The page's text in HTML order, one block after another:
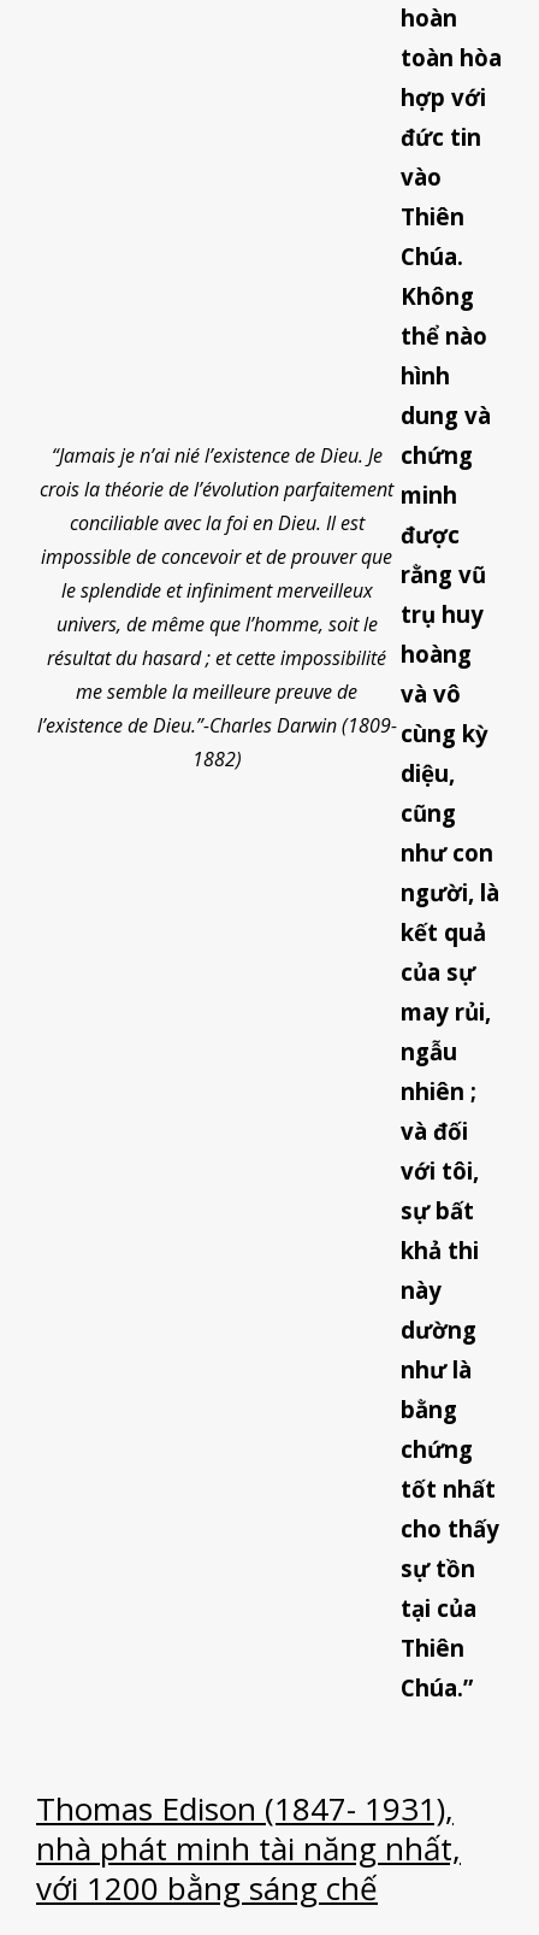
“Jamais je n’ai nié l’existence de Dieu. Je
crois la théorie de l’évolution parfaitement
conciliable avec la foi en Dieu. Il est
impossible de concevoir et de prouver que
le splendide et infiniment merveilleux
univers, de même que l’homme, soit le
résultat du hasard ; et cette impossibilité
me semble la meilleure preuve de
l’existence de Dieu.”-Charles Darwin (1809-
1882)
hoàn
toàn hòa
hợp với
đức tin
vào
Thiên
Chúa.
Không
thể nào
hình
dung và
chứng
minh
được
rằng vũ
trụ huy
hoàng
và vô
cùng kỳ
diệu,
cũng
như con
người, là
kết quả
của sự
may rủi,
ngẫu
nhiên ;
và đối
với tôi,
sự bất
khả thi
này
dường
như là
bằng
chứng
tốt nhất
cho thấy
sự tồn
tại của
Thiên
Chúa.”
Thomas Edison (1847- 1931),
nhà phát minh tài năng nhất,
với 1200 bằng sáng chế